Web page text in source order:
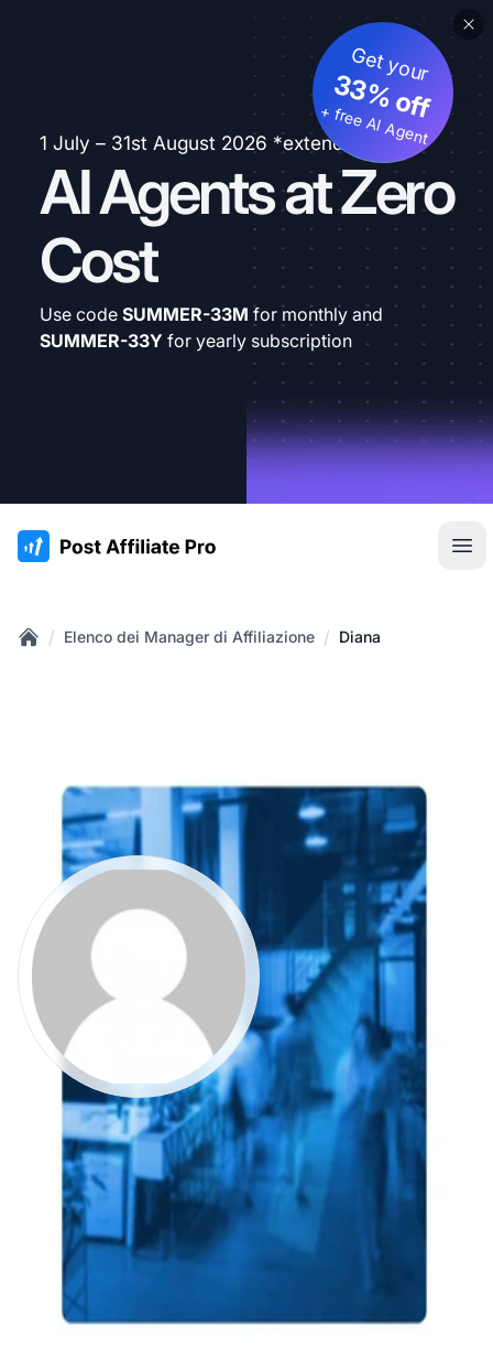
1 July – 31st August 2026 *extended
AI Agents at Zero
Cost
Get your
33% off
+ free AI Agent
Use code SUMMER-33M for monthly and
SUMMER-33Y for yearly subscription
:site.title
/ Elenco dei Manager di Affiliazione / Diana